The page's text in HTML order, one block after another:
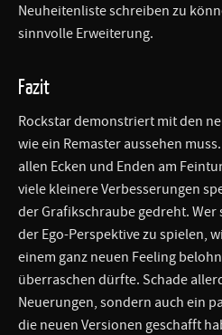
Neuheitenliste schreiben zu
sinnvolle Erweiterung.
Fazit
Rockstar demonstriert mit den
wie ein Remaster aussehen
allen Ecken und Enden am
viele kleinere Verbesserungen
der Grafikschraube gedreht. Wer
der Ego-Perspektive zu spielen,
einem ganz neuen Feeling
überraschen dürfte. Schade
Neuerungen, sondern auch ein
die neuen Versionen geschafft